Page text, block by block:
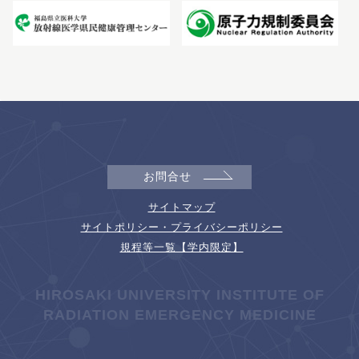
お問合せ
サイトマップ
サイトポリシー・プライバシーポリシー
規程等一覧【学内限定】
HIROSAKI UNIVERSITY INSTITUTE OF
RADIATION EMERGENCY MEDICINE